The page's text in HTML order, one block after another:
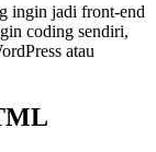
ingin jadi front-end
coding sendiri,
atau